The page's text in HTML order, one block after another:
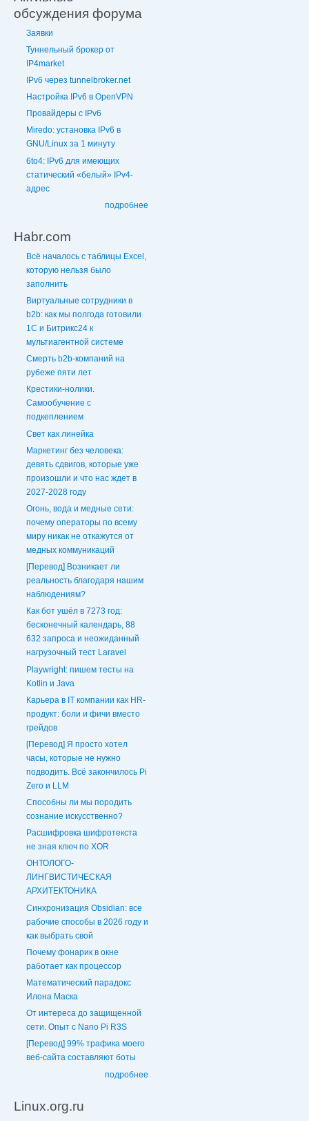
обсуждения форума
Заявки
Туннельный брокер от
IP4market
IPv6 через tunnelbroker.net
Настройка IPv6 в OpenVPN
Провайдеры с IPv6
Miredo: установка IPv6 в
GNU/Linux за 1 минуту
6to4: IPv6 для имеющих
статический «белый» IPv4-
адрес
подробнее
Habr.com
Всё началось с таблицы Excel,
которую нельзя было
заполнить
Виртуальные сотрудники в
b2b: как мы полгода готовили
1С и Битрикс24 к
мультиагентной системе
Смерть b2b-компаний на
рубеже пяти лет
Крестики-нолики.
Самообучение с
подкеплением
Свет как линейка
Маркетинг без человека:
девять сдвигов, которые уже
произошли и что нас ждет в
2027-2028 году
Огонь, вода и медные сети:
почему операторы по всему
миру никак не откажутся от
медных коммуникаций
[Перевод] Возникает ли
реальность благодаря нашим
наблюдениям?
Как бот ушёл в 7273 год:
бесконечный календарь, 88
632 запроса и неожиданный
нагрузочный тест Laravel
Playwright: пишем тесты на
Kotlin и Java
Карьера в IT компании как HR-
продукт: боли и фичи вместо
грейдов
[Перевод] Я просто хотел
часы, которые не нужно
подводить. Всё закончилось Pi
Zero и LLM
Способны ли мы породить
сознание искусственно?
Расшифровка шифротекста
не зная ключ по XOR
ОНТОЛОГО-
ЛИНГВИСТИЧЕСКАЯ
АРХИТЕКТОНИКА
Синхронизация Obsidian: все
рабочие способы в 2026 году и
как выбрать свой
Почему фонарик в окне
работает как процессор
Математический парадокс
Илона Маска
От интереса до защищенной
сети. Опыт с Nano Pi R3S
[Перевод] 99% трафика моего
веб‑сайта составляют боты
подробнее
Linux.org.ru